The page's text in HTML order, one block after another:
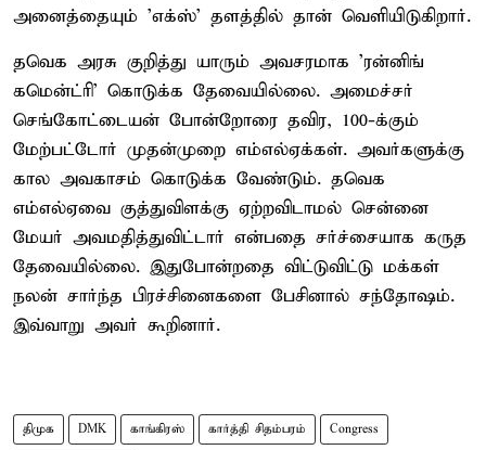
அனைத்தையும் 'எக்ஸ்' தளத்தில் தான் வெளியிடுகிறார்.
தவெக அரசு குறித்து யாரும் அவசரமாக 'ரன்னிங்
கமென்ட்ரி' கொடுக்க தேவையில்லை. அமைச்சர்
செங்கோட்டையன் போன்றோரை தவிர, 100-க்கும்
மேற்பட்டோர் முதன்முறை எம்எல்ஏக்கள். அவர்களுக்கு
கால அவகாசம் கொடுக்க வேண்டும். தவெக
எம்எல்ஏவை குத்துவிளக்கு ஏற்றவிடாமல் சென்னை
மேயர் அவமதித்துவிட்டார் என்பதை சர்ச்சையாக கருத
தேவையில்லை. இதுபோன்றதை விட்டுவிட்டு மக்கள்
நலன் சார்ந்த பிரச்சினைகளை பேசினால் சந்தோஷம்.
இவ்வாறு அவர் கூறினார்.
திமுக DMK காங்கிரஸ் கார்த்தி சிதம்பரம் Congress